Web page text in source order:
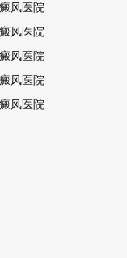
风医院
风医院
风医院
风医院
风医院